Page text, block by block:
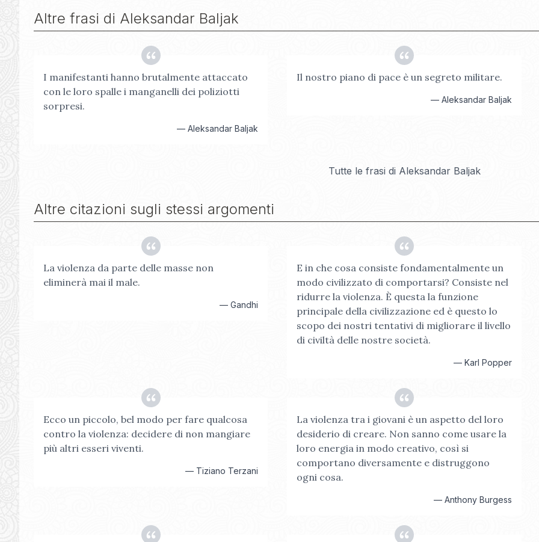
Altre frasi di Aleksandar Baljak
I manifestanti hanno brutalmente attaccato
con le loro spalle i manganelli dei poliziotti
sorpresi.
—Aleksandar Baljak
Il nostro piano di pace è un segreto militare.
— Aleksandar Baljak
Tutte le frasi di Aleksandar Baljak
Altre citazioni sugli stessi argomenti
La violenza da parte delle masse non
eliminerà mai il male.
—Gandhi
E in che cosa consiste fondamentalmente un
modo civilizzato di comportarsi? Consiste nel
ridurre la violenza. È questa la funzione
principale della civilizzazione ed è questo lo
scopo dei nostri tentativi di migliorare il livello
di civiltà delle nostre società.
— Karl Popper
Ecco un piccolo, bel modo per fare qualcosa
contro la violenza: decidere di non mangiare
più altri esseri viventi.
— Tiziano Terzani
La violenza tra i giovani è un aspetto del loro
desiderio di creare. Non sanno come usare la
loro energia in modo creativo, così si
comportano diversamente e distruggono
ogni cosa.
— Anthony Burgess